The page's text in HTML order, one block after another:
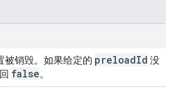
被销毁。如果给定的 preloadId 没
false。